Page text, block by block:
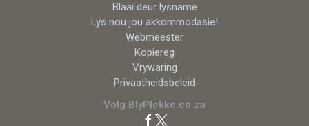
Blaai deur lysname
Lys nou jou akkommodasie!
Webmeester
Kopiereg
Vrywaring
Privaatheidsbeleid
Volg BlyPlekke.co.za